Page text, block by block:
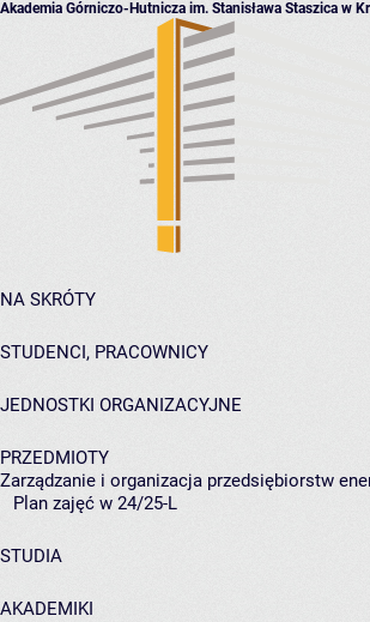
Akademia Górniczo-Hutnicza im. Stanisława Staszica w
NA SKRÓTY
STUDENCI, PRACOWNICY
JEDNOSTKI ORGANIZACYJNE
PRZEDMIOTY
Zarządzanie i organizacja przedsiębiorstw
Plan zajęć w 24/25-L
STUDIA
AKADEMIKI